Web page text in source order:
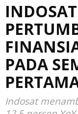
PADA
Indosat